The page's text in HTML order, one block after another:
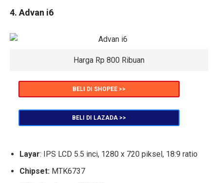
4. Advan i6
Harga Rp 800 Ribuan
BELI DI SHOPEE >>
BELI DI LAZADA >>
Layar: IPS LCD 5.5 inci, 1280 x 720 piksel, 18:9 ratio
Chipset: MTK6737